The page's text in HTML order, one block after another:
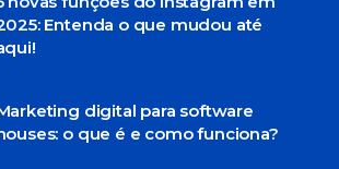
Entenda o que mudou até
digital para software
o que é e como funciona?